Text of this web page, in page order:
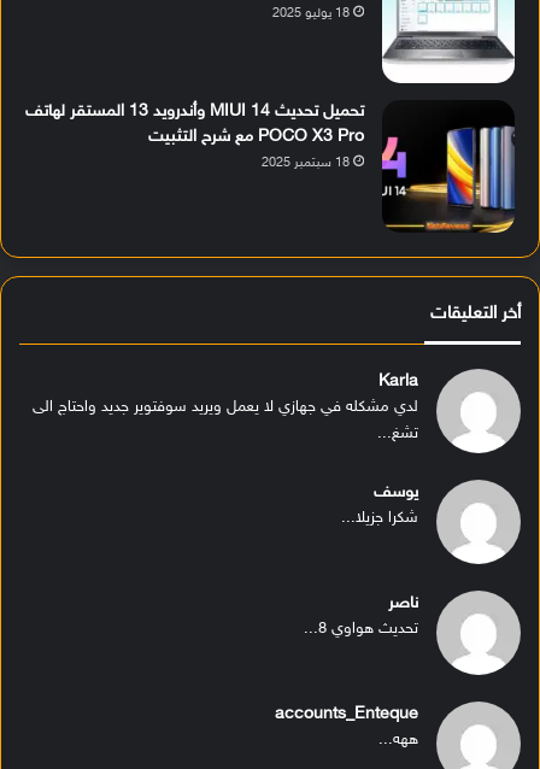
18 يوليو 2025
تحميل تحديث MIUI 14 وأندرويد 13 المستقر لهاتف
POCO X3 Pro مع شرح التثبيت
18 سبتمبر 2025
أخر التعليقات
Karla
لدي مشكله في جهازي لا يعمل ويريد سوفتوير جديد واحتاج الى
تشغ...
يوسف
شكرا جزيلا...
ناصر
تحديث هواوي 8...
accounts_Enteque
ههه...